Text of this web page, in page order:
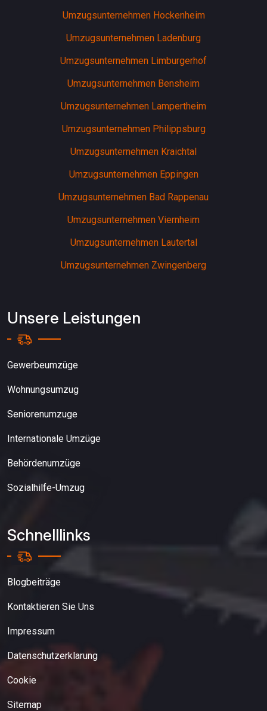
Umzugsunternehmen Hockenheim
Umzugsunternehmen Ladenburg
Umzugsunternehmen Limburgerhof
Umzugsunternehmen Bensheim
Umzugsunternehmen Lampertheim
Umzugsunternehmen Philippsburg
Umzugsunternehmen Kraichtal
Umzugsunternehmen Eppingen
Umzugsunternehmen Bad Rappenau
Umzugsunternehmen Viernheim
Umzugsunternehmen Lautertal
Umzugsunternehmen Zwingenberg
Unsere Leistungen
Gewerbeumzüge
Wohnungsumzug
Seniorenumzuge
Internationale Umzüge
Behördenumzüge
Sozialhilfe-Umzug
Schnelllinks
Blogbeiträge
Kontaktieren Sie Uns
Impressum
Datenschutzerklarung
Cookie
Sitemap